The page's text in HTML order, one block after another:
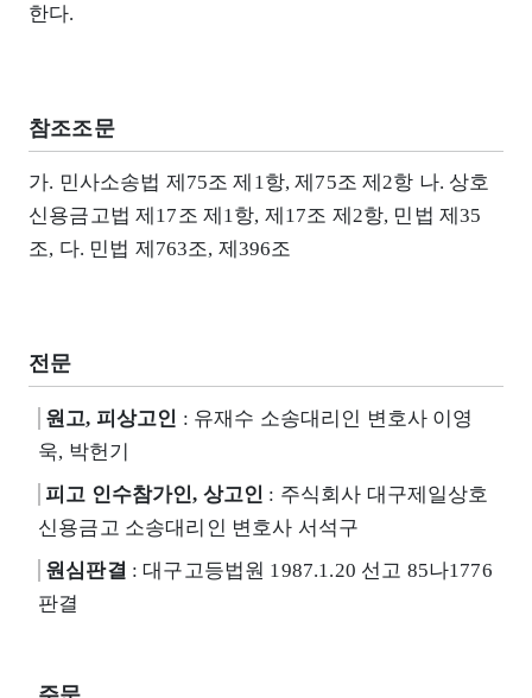
한다.
참조조문
가. 민사소송법 제75조 제1항, 제75조 제2항 나. 상호
신용금고법 제17조 제1항, 제17조 제2항, 민법 제35
조, 다. 민법 제763조, 제396조
전문
원고, 피상고인 : 유재수 소송대리인 변호사 이영
욱, 박헌기
피고 인수참가인, 상고인 : 주식회사 대구제일상호
신용금고 소송대리인 변호사 서석구
원심판결 : 대구고등법원 1987.1.20 선고 85나1776
판결